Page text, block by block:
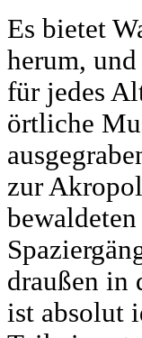
Es bietet
herum,
für jedes
örtliche
zur
draußen in
ist absolut